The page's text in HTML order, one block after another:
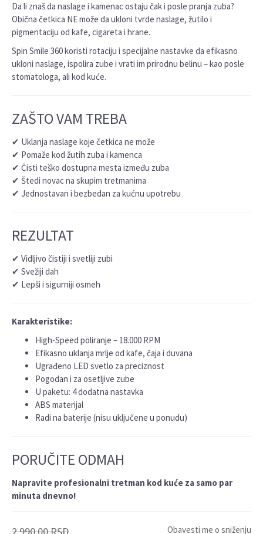
Da li znaš da naslage i kamenac ostaju čak i posle pranja zuba?
Obična četkica NE može da ukloni tvrde naslage, žutilo i
pigmentaciju od kafe, cigareta i hrane.
Spin Smile 360 koristi rotaciju i specijalne nastavke da efikasno
ukloni naslage, ispolira zube i vrati im prirodnu belinu – kao posle
stomatologa, ali kod kuće.
ZAŠTO VAM TREBA
✔ Uklanja naslage koje četkica ne može
✔ Pomaže kod žutih zuba i kamenca
✔ Čisti teško dostupna mesta između zuba
✔ Štedi novac na skupim tretmanima
✔ Jednostavan i bezbedan za kućnu upotrebu
REZULTAT
✔ Vidljivo čistiji i svetliji zubi
✔ Svežiji dah
✔ Lepši i sigurniji osmeh
Karakteristike:
High-Speed poliranje – 18.000 RPM
Efikasno uklanja mrlje od kafe, čaja i duvana
Ugrađeno LED svetlo za preciznost
Pogodan i za osetljive zube
U paketu: 4 dodatna nastavka
ABS materijal
Radi na baterije (nisu uključene u ponudu)
PORUČITE ODMAH
Napravite profesionalni tretman kod kuće za samo par
minuta dnevno!
Obavesti me o sniženju